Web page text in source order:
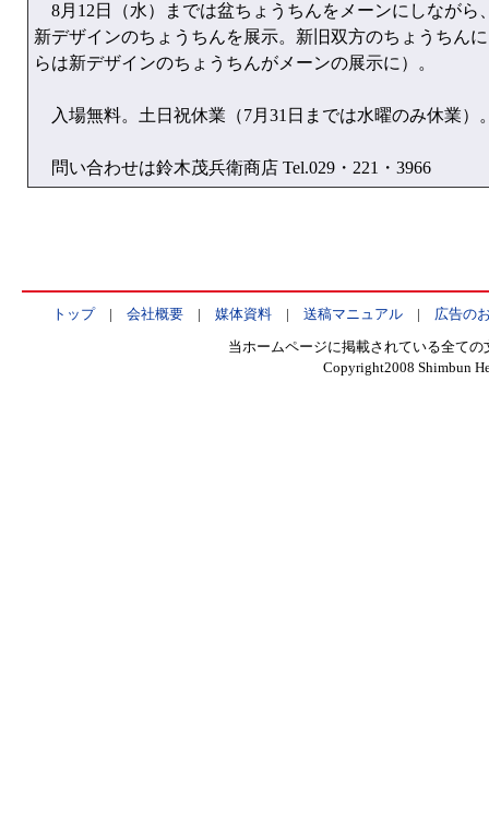
8月12日（水）までは盆ちょうちんをメーンにしながら
新デザインのちょうちんを展示。新旧双方のちょうちん
らは新デザインのちょうちんがメーンの展示に）。
入場無料。土日祝休業（7月31日までは水曜のみ休業）
問い合わせは鈴木茂兵衛商店 Tel.029・221・3966
トップ| 会社概要| 媒体資料| 送稿マニュアル| 広告の
当ホームページに掲載されている全て
Copyright2008 Shimbun